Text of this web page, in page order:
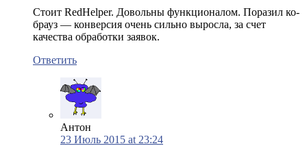
Стоит RedHelper. Довольны функционалом. Поразил ко-
брауз — конверсия очень сильно выросла, за счет
качества обработки заявок.
Ответить
Антон
23 Июль 2015 at 23:24